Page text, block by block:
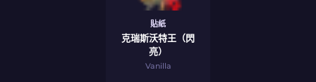
貼紙
克瑞斯沃特王（閃
亮）
Vanilla